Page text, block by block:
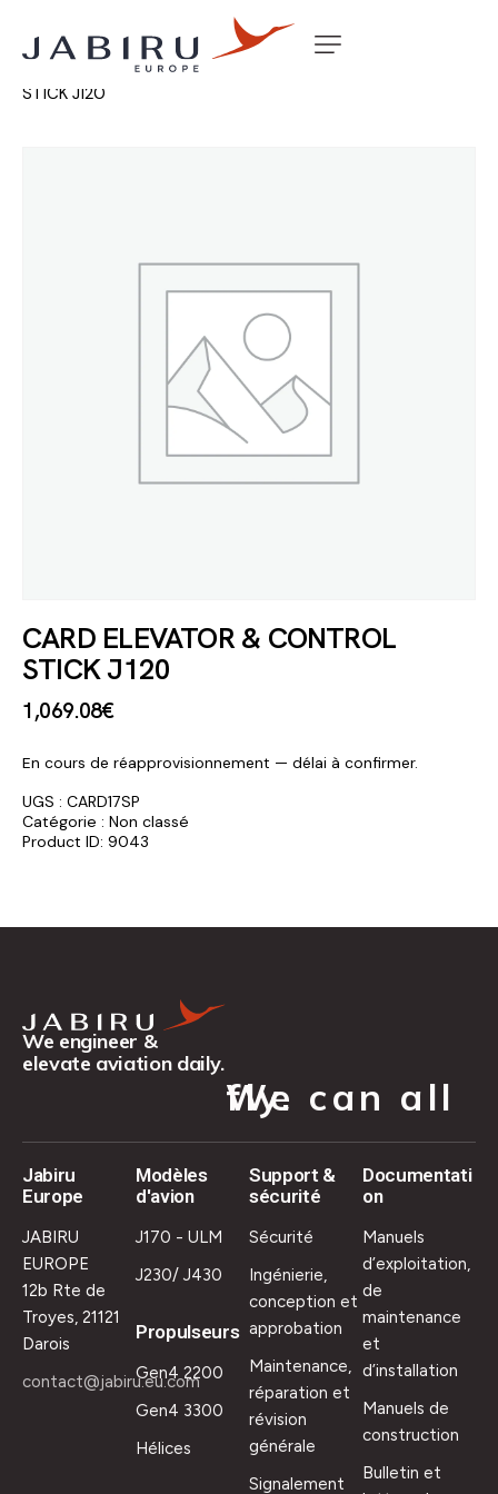
Accueil Non classé
STICK J120
CARD ELEVATOR & CONTROL
STICK J120
1,069.08€
En cours de réapprovisionnement — délai à confirmer.
UGS : CARD17SP
Catégorie : Non classé
Product ID: 9043
We engineer &
elevate aviation daily.
We can all fly.
Jabiru
Europe
JABIRU
EUROPE
12b Rte de
Troyes, 21121
Darois
contact@jabiru.eu.com
Modèles
d'avion
J170 - ULM
J230/ J430
Propulseurs
Gen4 2200
Gen4 3300
Hélices
Support &
sécurité
Sécurité
Ingénierie,
conception et
approbation
Maintenance,
réparation et
révision
générale
Signalement
Documentati
on
Manuels
d’exploitation,
de
maintenance
et
d’installation
Manuels de
construction
Bulletin et